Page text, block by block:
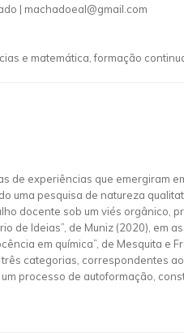
| machadoeal@gmail.com
e matemática, formação
de experiências que emergiram
uma pesquisa de natureza
docente sob um viés orgânico,
de Ideias”, de Muniz (2020), em
em química”, de Mesquita
categorias, correspondentes
processo de autoformação,